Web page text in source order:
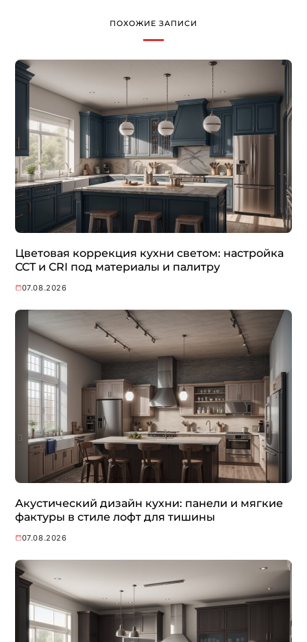
ПОХОЖИЕ ЗАПИСИ
Цветовая коррекция кухни светом: настройка
CCT и CRI под материалы и палитру
07.08.2026
Акустический дизайн кухни: панели и мягкие
фактуры в стиле лофт для тишины
07.08.2026